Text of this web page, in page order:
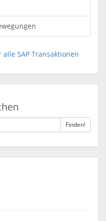
alle SAP Transaktionen
Finden!